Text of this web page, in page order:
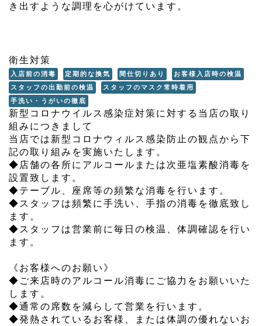
き出すような調理を心がけています。
衛生対策
入店前の消毒 定期的な換気 間仕切りあり
お客様入店時の検温
スタッフの出勤前の検温
スタッフのマスク常時着用
手洗い・うがいの徹底
新型コロナウイルス感染症対策に対する当店の取り
組みにつきまして
当店では新型コロナウィルス感染防止の観点から下
記の取り組みを実施いたします。
◆店舗の各所にアルコールまたは次亜塩素酸消毒を
設置致します。
◆テーブル、座席等の頻繁な消毒を行います。
◆スタッフは頻繁に手洗い、手指の消毒を徹底致し
ます。
◆スタッフは営業前に毎日の検温、体調確認を行い
ます。
《お客様へのお願い》
◆ご来店時のアルコール消毒にご協力をお願いいた
します。
◆通常の席数を減らして営業を行います。
◆発熱されているお客様、または体調の優れないお